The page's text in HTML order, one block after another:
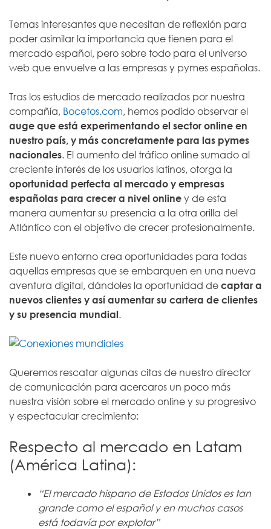
Temas interesantes que necesitan de reflexión para
poder asimilar la importancia que tienen para el
mercado español, pero sobre todo para el universo
web que envuelve a las empresas y pymes españolas.
Tras los estudios de mercado realizados por nuestra
compañía, Bocetos.com, hemos podido observar el
auge que está experimentando el sector online en
nuestro país, y más concretamente para las pymes
nacionales. El aumento del tráfico online sumado al
creciente interés de los usuarios latinos, otorga la
oportunidad perfecta al mercado y empresas
españolas para crecer a nivel online y de esta
manera aumentar su presencia a la otra orilla del
Atlántico con el objetivo de crecer profesionalmente.
Este nuevo entorno crea oportunidades para todas
aquellas empresas que se embarquen en una nueva
aventura digital, dándoles la oportunidad de captar a
nuevos clientes y así aumentar su cartera de clientes
y su presencia mundial.
Queremos rescatar algunas citas de nuestro director
de comunicación para acercaros un poco más
nuestra visión sobre el mercado online y su progresivo
y espectacular crecimiento:
Respecto al mercado en Latam
(América Latina):
“El mercado hispano de Estados Unidos es tan
grande como el español y en muchos casos
está todavía por explotar”